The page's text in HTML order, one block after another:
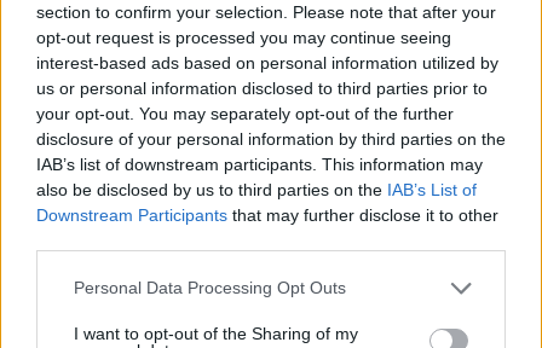
section to confirm your selection. Please note that after your
opt-out request is processed you may continue seeing
interest-based ads based on personal information utilized by
us or personal information disclosed to third parties prior to
your opt-out. You may separately opt-out of the further
disclosure of your personal information by third parties on the
IAB’s list of downstream participants. This information may
also be disclosed by us to third parties on the IAB’s List of
Downstream Participants that may further disclose it to other
Please note that this website/app uses one or more Google
not limited to your visit or usage behaviour. You may click to
Personal Data Processing Opt Outs
I want to opt-out of the Sharing of my
Για αυτό ζοριζεται ο υπάλληλος της ρωσικής πρεσβείας
09.06.2026, 21:23
Γιατί η Ελλάδα ήταν και θα είναι με την Δύση. Τι να
κάνουν τα καημένα. Αυτό από το 1940 δεν αλλάζει.
ΑΠΑΝΤΗΣΗ
Ποια αντιπολίτευση;
Εδώ ούτε τις τριετίες ούτε τις συλλογικές συμβάσεις
δεν ψήφισαν. Τι περιμένετε να έχουν σε ποσοστά;